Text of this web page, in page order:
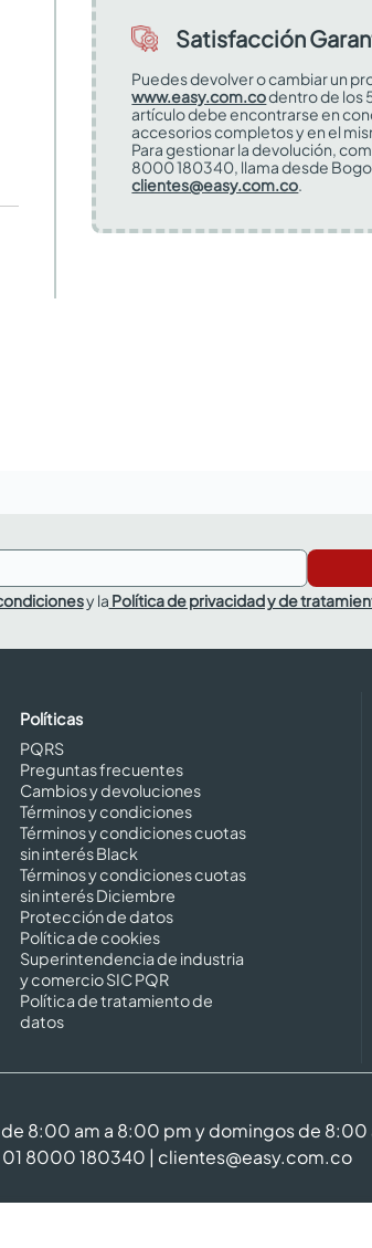
Satisfacción
Puedes devolver o cambiar un
www.easy.com.codentro de los
artículo debe encontrarse en
accesorios completos y en el
Para gestionar la devolución,
8000 180340, llama desde
clientes@easy.com.co.
y la Política de privacidad y de
Políticas
PQRS
Preguntas frecuentes
Cambios y devoluciones
Términos y condiciones
Términos y condiciones cuotas
sin interés Black
Términos y condiciones cuotas
sin interés Diciembre
Protección de datos
Política de cookies
Superintendencia de industria
y comercio SIC PQR
Política de tratamiento de
datos
de 8:00 am a 8:00 pm y domingos de
8000 180340 | clientes@easy.com.co